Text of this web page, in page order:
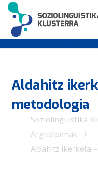
Aldahitz
metodologia
Soziolinguistika
Argitalpenak
Aldahitz ikerketa